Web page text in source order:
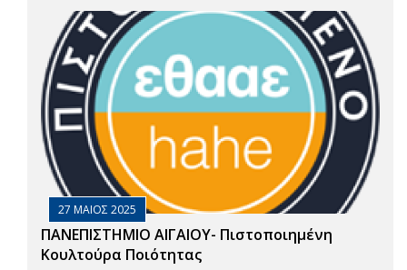
27 ΜΑΙΟΣ 2025
ΠΑΝΕΠΙΣΤΗΜΙΟ ΑΙΓΑΙΟΥ- Πιστοποιημένη
Κουλτούρα Ποιότητας